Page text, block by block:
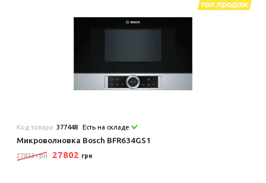
Код товара:377448 Есть на складе
Микроволновка Bosch BFR634GS1
27833 грн 27802 грн